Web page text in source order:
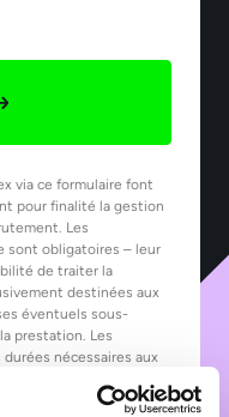
via ce formulaire font
pour finalité la gestion
Les
sont obligatoires – leur
de traiter la
destinées aux
éventuels sous-
prestation. Les
nécessaires aux